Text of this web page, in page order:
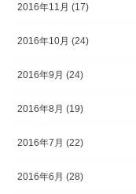
2016年11月 (17)
2016年10月 (24)
2016年9月 (24)
2016年8月 (19)
2016年7月 (22)
2016年6月 (28)